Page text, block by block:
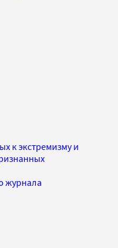
к экстремизму и
журнала